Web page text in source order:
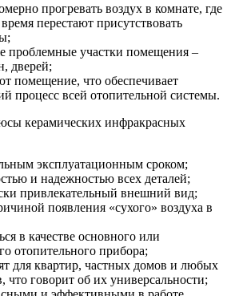
прогревать воздух в комнате, где
перестают присутствовать
проблемные участки помещения –
дверей;
помещение, что обеспечивает
процесс всей отопительной системы.
керамических инфракрасных
эксплуатационным сроком;
и надежностью всех деталей;
привлекательный внешний вид;
появления «сухого» воздуха в
в качестве основного или
отопительного прибора;
для квартир, частных домов и любых
что говорит об их универсальности;